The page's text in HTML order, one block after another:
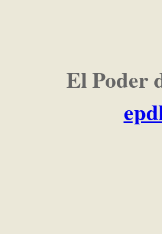
El Poder